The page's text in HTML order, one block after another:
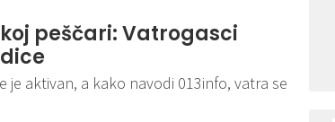
peščari: Vatrogasci
je aktivan, a kako navodi 013info, vatra se